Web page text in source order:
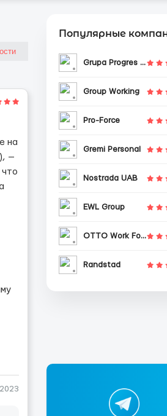
на
—
Популярные
Grupa Progres Sp. z o.o.
Group Working
Pro-Force
Gremi Personal
Nostrada UAB
EWL Group
OTTO Work Force
Randstad